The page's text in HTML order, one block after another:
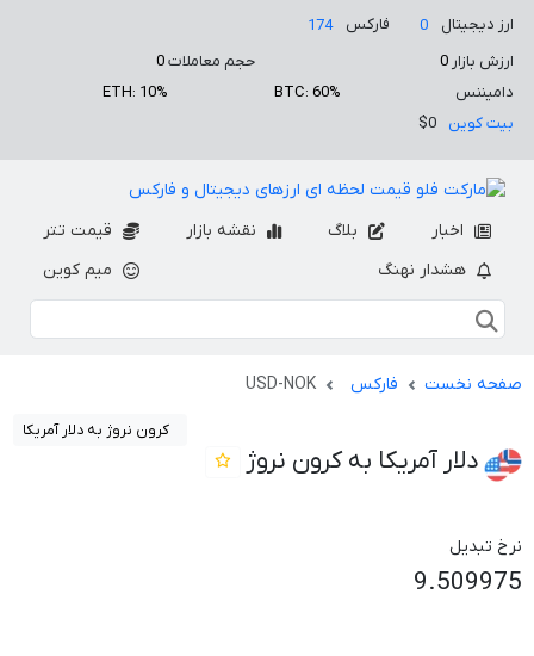
ارز دیجیتال 0 فارکس
174
ارزش بازار0 حجم معاملات0
دامیننس
BTC: 60%
ETH: 10%
بیت کوین
$0
اخبار بلاگ نقشه بازار
قیمت تتر
هشدار نهنگ
میم کوین
صفحه نخست فارکس USD-NOK
کرون نروژ به دلار آمریکا
دلار آمریکا به کرون نروژ
نرخ تبدیل
9.509975